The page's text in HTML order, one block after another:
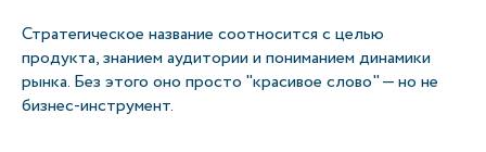
Стратегическое название соотносится с целью
продукта, знанием аудитории и пониманием динамики
рынка. Без этого оно просто "красивое слово" — но не
бизнес-инструмент.